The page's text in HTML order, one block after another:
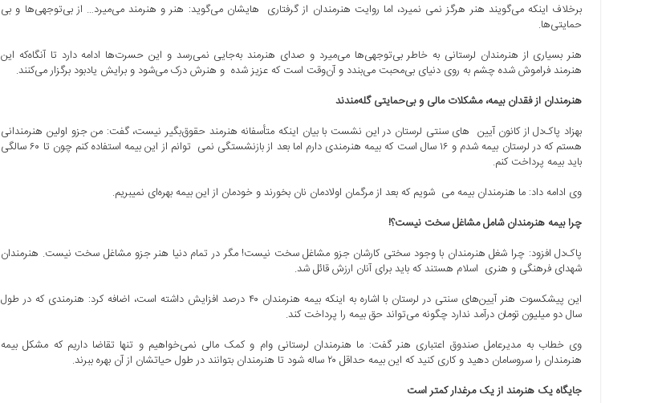
برخلاف اینکه می‌گویند هنر هرگز نمی نمیرد، اما روایت هنرمندان از گرفتاری ‎ هایشان می‌گوید: هنر و هنرمند می‌میرد… از بی‌توجهی‌ها و بی
حمایتی‌ها.
هنر بسیاری از هنرمندان لرستانی به خاطر بی‌توجهی‌ها می‌میرد و صدای هنرمند به‌جایی نمی‌رسد و این حسرت‌ها ادامه دارد تا آنگاه‌که این
هنرمند فراموش شده چشم به روی دنیای بی‌محبت می‌بندد و آن‌وقت است که عزیز شده و هنرش درک می‌شود و برایش یادبود برگزار می‌کنند.
هنرمندان از فقدان بیمه، مشکلات مالی و بی‌حمایتی گله‌مندند
بهزاد پاک‌دل از کانون آیین ‎ های سنتی لرستان در این نشست با بیان اینکه متأسفانه هنرمند حقوق‌بگیر نیست، گفت: من جزو اولین هنرمندانی
هستم که در لرستان بیمه شدم و ۱۶ سال است که بیمه هنرمندی دارم اما بعد از بازنشستگی نمی ‎ توانم از این بیمه استفاده کنم چون تا ۶۰ سالگی
باید بیمه پرداخت کنم.
وی ادامه داد: ما هنرمندان بیمه می ‎ شویم که بعد از مرگمان اولادمان نان بخورند و خودمان از این بیمه بهره‌ای نمی‎بریم.
چرا بیمه هنرمندان شامل مشاغل سخت نیست؟!
پاک‌دل افزود: چرا شغل هنرمندان با وجود سختی کارشان جزو مشاغل سخت نیست! مگر در تمام دنیا هنر جزو مشاغل سخت نیست. هنرمندان
شهدای فرهنگی و هنری اسلام هستند که باید برای آنان ارزش قائل شد.
این پیشکسوت هنر آیین‌های سنتی در لرستان با اشاره به اینکه بیمه هنرمندان ۴۰ درصد افزایش داشته است، اضافه کرد: هنرمندی که در طول
سال دو میلیون تومان درآمد ندارد چگونه می‌تواند حق بیمه را پرداخت کند.
وی خطاب به مدیرعامل صندوق اعتباری هنر گفت: ما هنرمندان لرستانی وام و کمک مالی نمی‌خواهیم و تنها تقاضا داریم که مشکل بیمه
هنرمندان را سروسامان دهید و کاری کنید که این بیمه حداقل ۲۰ ساله شود تا هنرمندان بتوانند در طول حیاتشان از آن بهره ببرند.
جایگاه یک هنرمند از یک مرغدار کمتر است